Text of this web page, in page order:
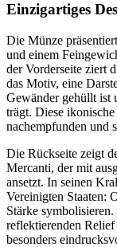
Einzigartiges
Die Münze
und einem
der Vorderseite ziert
das Motiv, eine
Gewänder gehüllt ist
trägt. Diese
nachempfunden und
Die Rückseite zeigt
Mercanti, der mit
ansetzt. In seinen
Vereinigten Staaten:
Stärke
reflektierenden
besonders